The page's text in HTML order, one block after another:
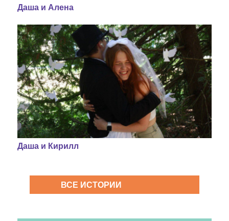
Даша и Алена
Даша и Кирилл
ВСЕ ИСТОРИИ